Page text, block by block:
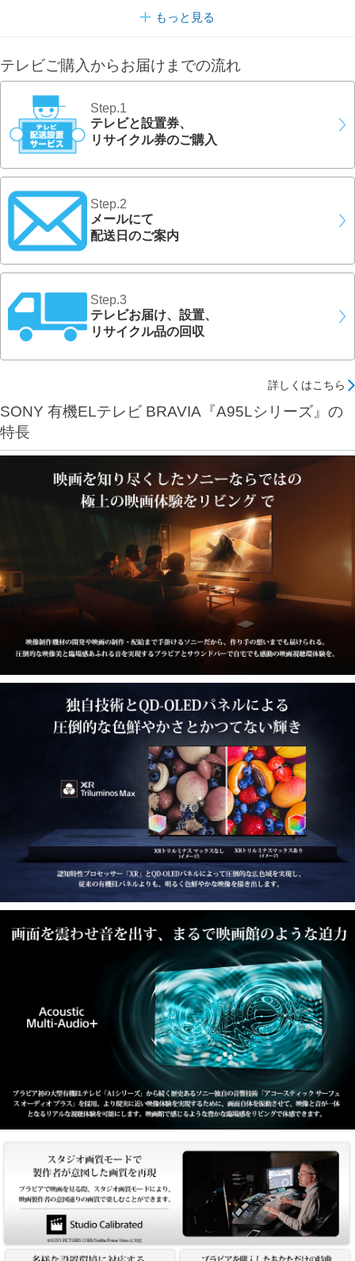
もっと見る
テレビご購入からお届けまでの流れ
Step.1
テレビと設置券、
リサイクル券のご購入
Step.2
メールにて
配送日のご案内
Step.3
テレビお届け、設置、
リサイクル品の回収
詳しくはこちら
SONY 有機ELテレビ BRAVIA『A95Lシリーズ』の
特長